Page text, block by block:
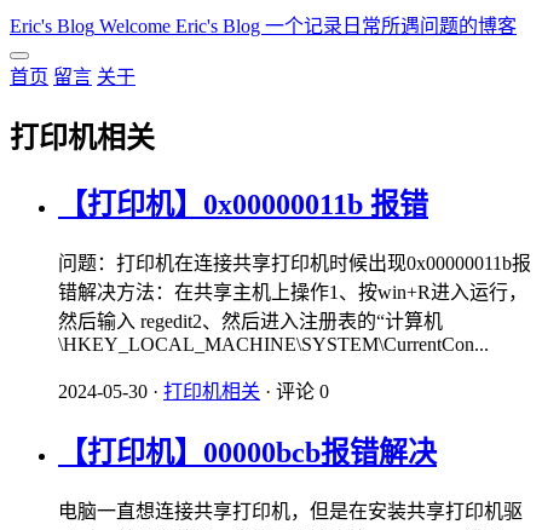
Eric's Blog Welcome Eric's Blog 一个记录日常所遇问题的博客
首页 留言 关于
打印机相关
【打印机】0x00000011b 报错
问题：打印机在连接共享打印机时候出现0x00000011b报
错解决方法：在共享主机上操作1、按win+R进入运行，
然后输入 regedit2、然后进入注册表的“计算机
\HKEY_LOCAL_MACHINE\SYSTEM\CurrentCon...
2024-05-30 · 打印机相关 · 评论 0
【打印机】00000bcb报错解决
电脑一直想连接共享打印机，但是在安装共享打印机驱